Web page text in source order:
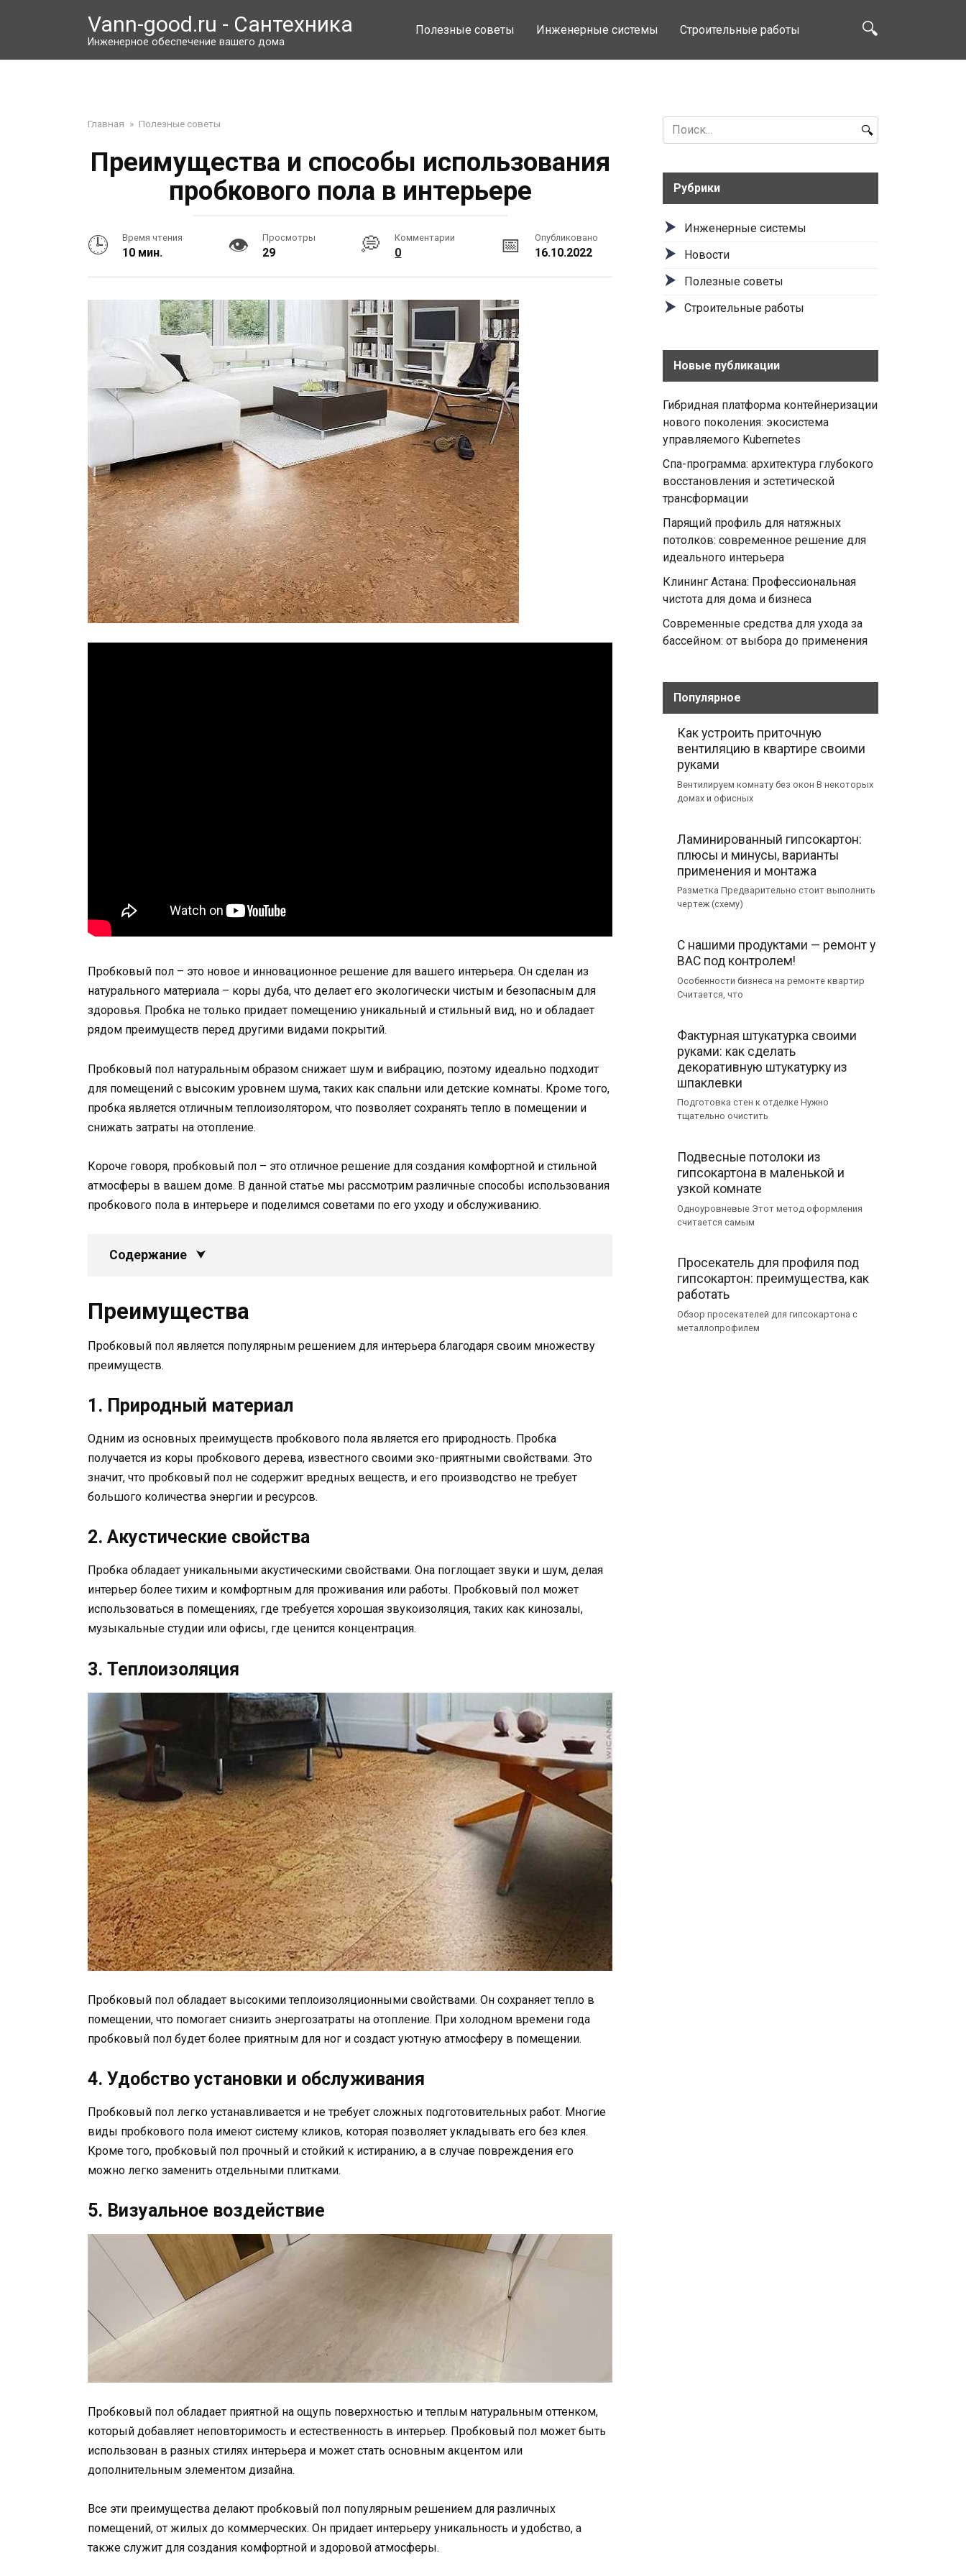
Vann-good.ru - Сантехника
Инженерное обеспечение вашего дома
Полезные советы Инженерные системы Строительные работы
Главная » Полезные советы
Преимущества и способы использования
пробкового пола в интерьере
Время чтения
10 мин.
Просмотры
29
Комментарии
0
Опубликовано
16.10.2022
Пробковый пол – это новое и инновационное решение для вашего интерьера. Он сделан из
натурального материала – коры дуба, что делает его экологически чистым и безопасным для
здоровья. Пробка не только придает помещению уникальный и стильный вид, но и обладает
рядом преимуществ перед другими видами покрытий.
Пробковый пол натуральным образом снижает шум и вибрацию, поэтому идеально подходит
для помещений с высоким уровнем шума, таких как спальни или детские комнаты. Кроме того,
пробка является отличным теплоизолятором, что позволяет сохранять тепло в помещении и
снижать затраты на отопление.
Короче говоря, пробковый пол – это отличное решение для создания комфортной и стильной
атмосферы в вашем доме. В данной статье мы рассмотрим различные способы использования
пробкового пола в интерьере и поделимся советами по его уходу и обслуживанию.
Содержание
Преимущества
Пробковый пол является популярным решением для интерьера благодаря своим множеству
преимуществ.
1. Природный материал
Одним из основных преимуществ пробкового пола является его природность. Пробка
получается из коры пробкового дерева, известного своими эко-приятными свойствами. Это
значит, что пробковый пол не содержит вредных веществ, и его производство не требует
большого количества энергии и ресурсов.
2. Акустические свойства
Пробка обладает уникальными акустическими свойствами. Она поглощает звуки и шум, делая
интерьер более тихим и комфортным для проживания или работы. Пробковый пол может
использоваться в помещениях, где требуется хорошая звукоизоляция, таких как кинозалы,
музыкальные студии или офисы, где ценится концентрация.
3. Теплоизоляция
Пробковый пол обладает высокими теплоизоляционными свойствами. Он сохраняет тепло в
помещении, что помогает снизить энергозатраты на отопление. При холодном времени года
пробковый пол будет более приятным для ног и создаст уютную атмосферу в помещении.
4. Удобство установки и обслуживания
Пробковый пол легко устанавливается и не требует сложных подготовительных работ. Многие
виды пробкового пола имеют систему кликов, которая позволяет укладывать его без клея.
Кроме того, пробковый пол прочный и стойкий к истиранию, а в случае повреждения его
можно легко заменить отдельными плитками.
5. Визуальное воздействие
Пробковый пол обладает приятной на ощупь поверхностью и теплым натуральным оттенком,
который добавляет неповторимость и естественность в интерьер. Пробковый пол может быть
использован в разных стилях интерьера и может стать основным акцентом или
дополнительным элементом дизайна.
Все эти преимущества делают пробковый пол популярным решением для различных
помещений, от жилых до коммерческих. Он придает интерьеру уникальность и удобство, а
также служит для создания комфортной и здоровой атмосферы.
Search
for:
Рубрики
Инженерные системы
Новости
Полезные советы
Строительные работы
Новые публикации
Гибридная платформа контейнеризации
нового поколения: экосистема
управляемого Kubernetes
Спа-программа: архитектура глубокого
восстановления и эстетической
трансформации
Парящий профиль для натяжных
потолков: современное решение для
идеального интерьера
Клининг Астана: Профессиональная
чистота для дома и бизнеса
Современные средства для ухода за
бассейном: от выбора до применения
Популярное
Как устроить приточную
вентиляцию в квартире своими
руками
Вентилируем комнату без окон В некоторых
домах и офисных
Ламинированный гипсокартон:
плюсы и минусы, варианты
применения и монтажа
Разметка Предварительно стоит выполнить
чертеж (схему)
С нашими продуктами — ремонт у
ВАС под контролем!
Особенности бизнеса на ремонте квартир
Считается, что
Фактурная штукатурка своими
руками: как сделать
декоративную штукатурку из
шпаклевки
Подготовка стен к отделке Нужно
тщательно очистить
Подвесные потолоки из
гипсокартона в маленькой и
узкой комнате
Одноуровневые Этот метод оформления
считается самым
Просекатель для профиля под
гипсокартон: преимущества, как
работать
Обзор просекателей для гипсокартона с
металлопрофилем